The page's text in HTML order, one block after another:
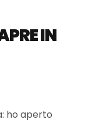
IN
ho aperto